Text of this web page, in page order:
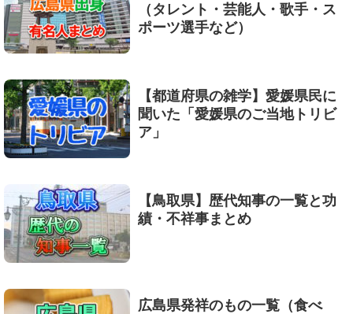
（タレント・芸能人・歌手・ス
ポーツ選手など）
【都道府県の雑学】愛媛県民に
聞いた「愛媛県のご当地トリビ
ア」
【鳥取県】歴代知事の一覧と功
績・不祥事まとめ
広島県発祥のもの一覧（食べ